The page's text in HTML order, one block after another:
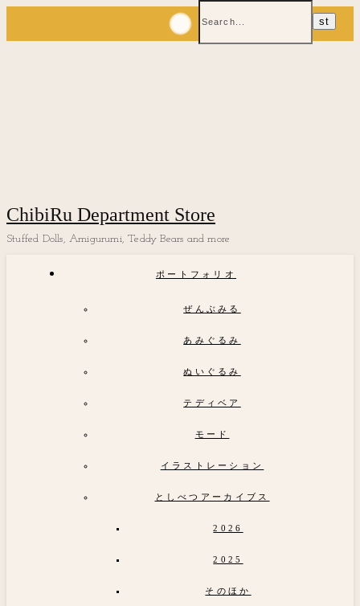
ChibiRu Department Store
Stuffed Dolls, Amigurumi, Teddy Bears and more
ポートフォリオ
ぜんぶみる
あみぐるみ
ぬいぐるみ
テディベア
モード
イラストレーション
としべつアーカイブス
2026
2025
そのほか